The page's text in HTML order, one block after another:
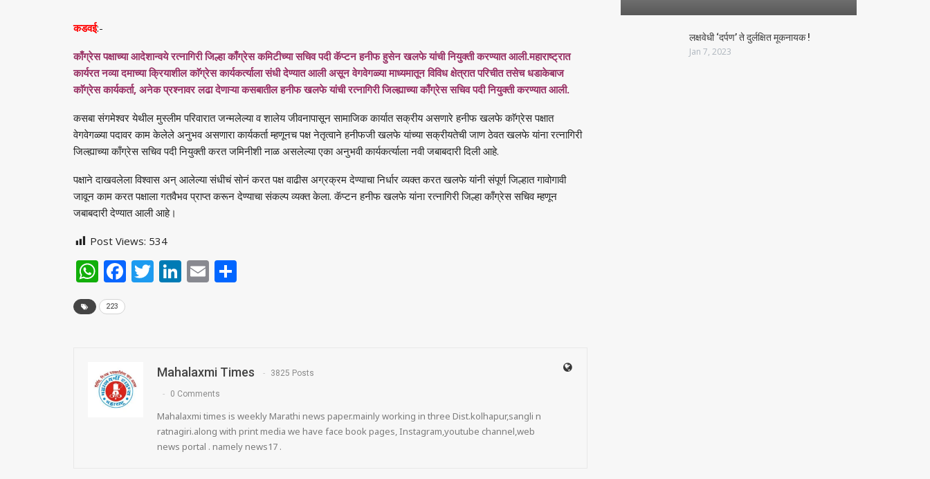
कडवई:-
काँग्रेस पक्षाच्या आदेशान्वये रत्नागिरी जिल्हा काँग्रेस कमिटीच्या सचिव पदी कॅप्टन हनीफ हुसेन खलफे यांची नियुक्ती करण्यात आली.महाराष्ट्रात
कार्यरत नव्या दमाच्या क्रियाशील काॅग्रेस कार्यकर्त्याला संधी देण्यात आली असून वेगवेगळ्या माध्यमातून विविध क्षेत्रात परिचीत तसेच धडाकेबाज
काॅग्रेस कार्यकर्ता, अनेक प्रश्नावर लढा देणाऱ्या कसबातील हनीफ खलफे यांची रत्नागिरी जिल्ह्याच्या काँग्रेस सचिव पदी नियुक्ती करण्यात आली.
कसबा संगमेश्वर येथील मुस्लीम परिवारात जन्मलेल्या व शालेय जीवनापासून सामाजिक कार्यात सक्रीय असणारे हनीफ खलफे काॅग्रेस पक्षात
वेगवेगळ्या पदावर काम केलेले अनुभव असणारा कार्यकर्ता म्हणूनच पक्ष नेतृत्वाने हनीफजी खलफे यांच्या सक्रीयतेची जाण ठेवत खलफे यांना रत्नागिरी
जिल्ह्याच्या काँग्रेस सचिव पदी नियुक्ती करत जमिनीशी नाळ असलेल्या एका अनुभवी कार्यकर्त्याला नवी जबाबदारी दिली आहे.
पक्षाने दाखवलेला विश्वास अन् आलेल्या संधीचं सोनं करत पक्ष वाढीस अग्रक्रम देण्याचा निर्धार व्यक्त करत खलफे यांनी संपूर्ण जिल्हात गावोगावी
जावून काम करत पक्षाला गतवैभव प्राप्त करून देण्याचा संकल्प व्यक्त केला. कॅप्टन हनीफ खलफे यांना रत्नागिरी जिल्हा काँग्रेस सचिव म्हणून
जबाबदारी देण्यात आली आहे।
Post Views: 534
WhatsApp
Facebook
Twitter
LinkedIn
Email
223
Mahalaxmi Times 3825 Posts
0 Comments
Mahalaxmi times is weekly Marathi news paper.mainly working in three Dist.kolhapur,sangli n
ratnagiri.along with print media we have face book pages, Instagram,youtube channel,web
news portal . namely news17 .
लक्षवेधी ‘दर्पण’ ते दुर्लक्षित मूकनायक !
Jan 7, 2023